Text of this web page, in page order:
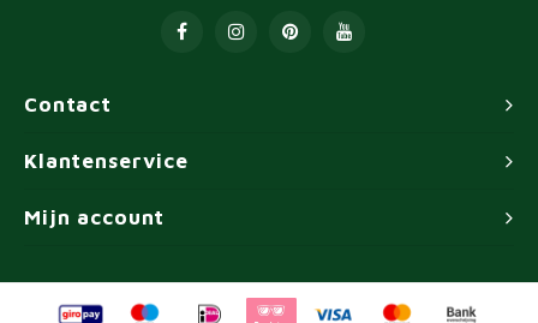
Contact
Klantenservice
Mijn account